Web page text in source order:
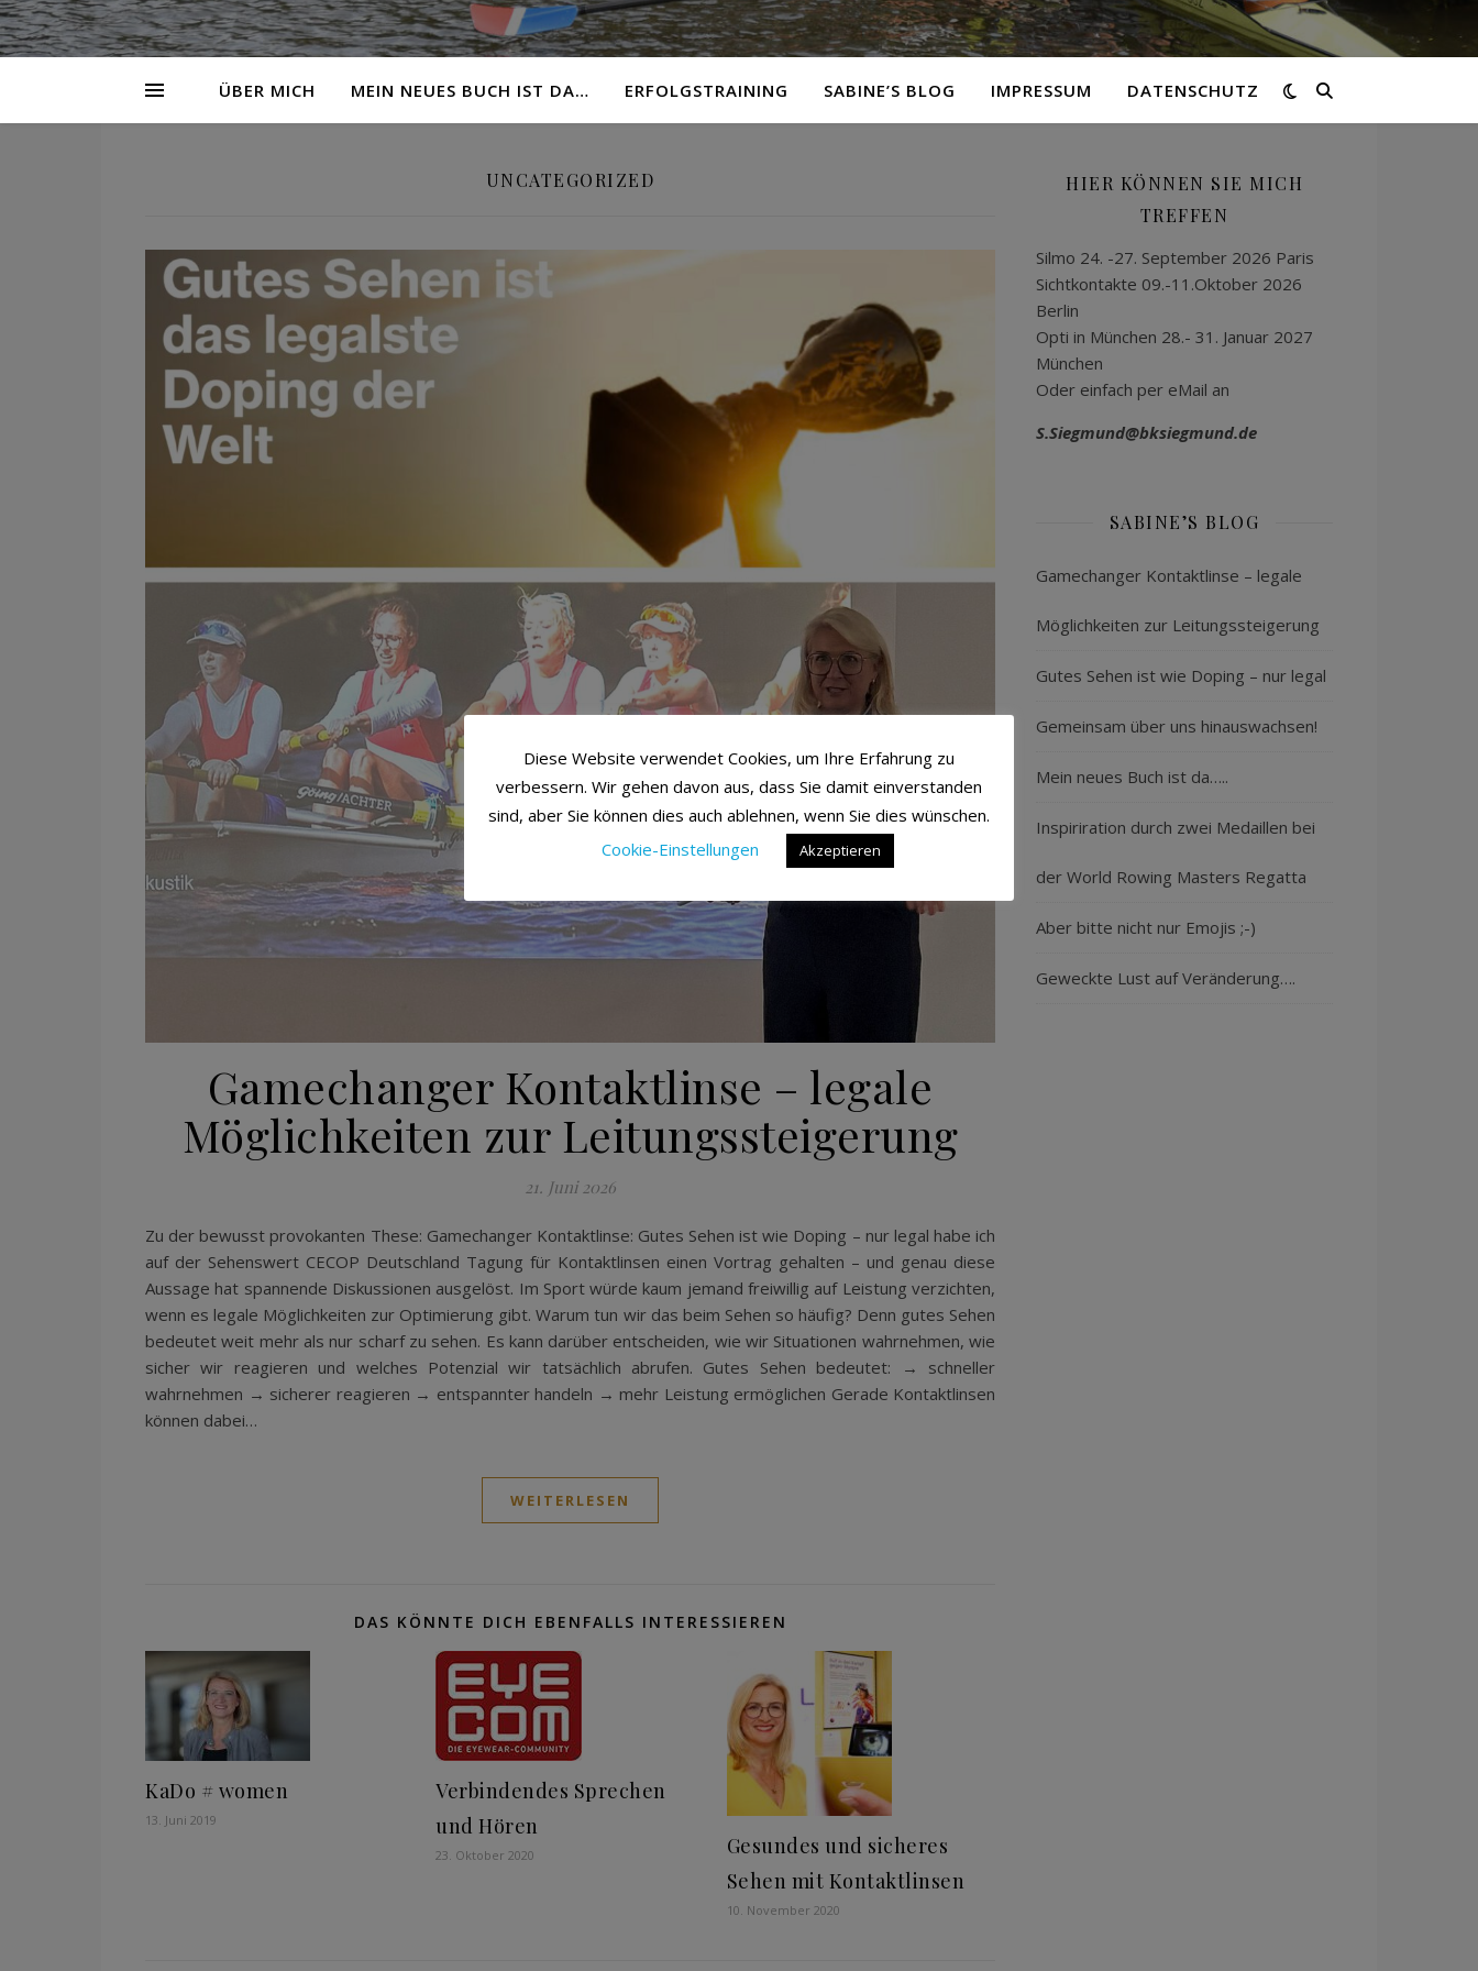
ÜBER MICH MEIN NEUES BUCH IST DA… ERFOLGSTRAINING SABINE’S BLOG IMPRESSUM DATENSCHUTZ
UNCATEGORIZED
Gamechanger Kontaktlinse – legale
Möglichkeiten zur Leitungssteigerung
21. Juni 2026
Zu der bewusst provokanten These: Gamechanger Kontaktlinse: Gutes Sehen ist wie Doping – nur legal habe ich
auf der Sehenswert CECOP Deutschland Tagung für Kontaktlinsen einen Vortrag gehalten – und genau diese
Aussage hat spannende Diskussionen ausgelöst. Im Sport würde kaum jemand freiwillig auf Leistung verzichten,
wenn es legale Möglichkeiten zur Optimierung gibt. Warum tun wir das beim Sehen so häufig? Denn gutes Sehen
bedeutet weit mehr als nur scharf zu sehen. Es kann darüber entscheiden, wie wir Situationen wahrnehmen, wie
sicher wir reagieren und welches Potenzial wir tatsächlich abrufen. Gutes Sehen bedeutet: → schneller
wahrnehmen → sicherer reagieren → entspannter handeln → mehr Leistung ermöglichen Gerade Kontaktlinsen
können dabei…
WEITERLESEN
DAS KÖNNTE DICH EBENFALLS INTERESSIEREN
KaDo # women
13. Juni 2019
Verbindendes Sprechen
und Hören
23. Oktober 2020
Gesundes und sicheres
Sehen mit Kontaktlinsen
10. November 2020
HIER KÖNNEN SIE MICH
TREFFEN
Silmo 24. -27. September 2026 Paris
Sichtkontakte 09.-11.Oktober 2026
Berlin
Opti in München 28.- 31. Januar 2027
München
Oder einfach per eMail an
S.Siegmund@bksiegmund.de
SABINE’S BLOG
Gamechanger Kontaktlinse – legale
Möglichkeiten zur Leitungssteigerung
Gutes Sehen ist wie Doping – nur legal
Gemeinsam über uns hinauswachsen!
Mein neues Buch ist da…..
Inspiriration durch zwei Medaillen bei
der World Rowing Masters Regatta
Aber bitte nicht nur Emojis ;-)
Geweckte Lust auf Veränderung….
Diese Website verwendet Cookies, um Ihre Erfahrung zu
verbessern. Wir gehen davon aus, dass Sie damit einverstanden
sind, aber Sie können dies auch ablehnen, wenn Sie dies wünschen.
Cookie-Einstellungen
Akzeptieren